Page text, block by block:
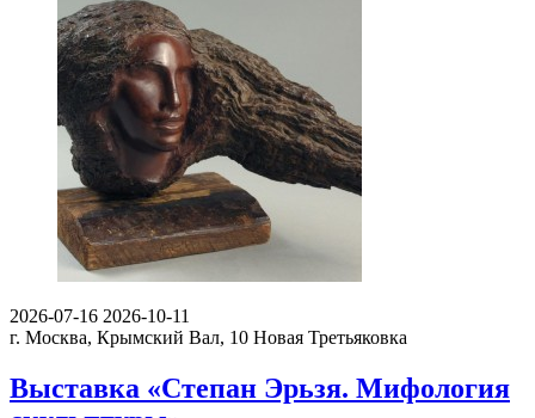
2026-07-16 2026-10-11
г. Москва, Крымский Вал, 10 Новая Третьяковка
Выставка «Степан Эрьзя. Мифология